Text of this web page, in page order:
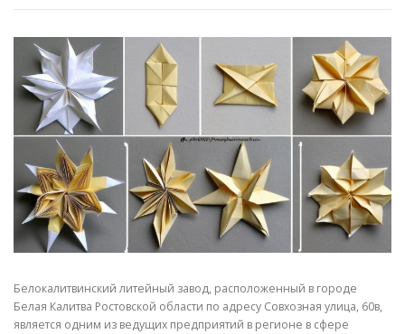
СВОЙСТВА МЕТАЛЛОВ СОРТА МЕТАЛЛОВ
СТАТЬИ
Белокалитвинский литейный завод, расположенный в городе
Белая Калитва Ростовской области по адресу Совхозная улица, 60в,
является одним из ведущих предприятий в регионе в сфере